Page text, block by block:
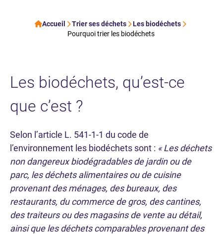
Accueil Trier ses déchets
Les biodéchets
Pourquoi trier les biodéchets
Les biodéchets, qu’est-ce
que c’est ?
Selon l’article L. 541-1-1 du code de
l’environnement les biodéchets sont : « Les déchets
non dangereux biodégradables de jardin ou de
parc, les déchets alimentaires ou de cuisine
provenant des ménages, des bureaux, des
restaurants, du commerce de gros, des cantines,
des traiteurs ou des magasins de vente au détail,
ainsi que les déchets comparables provenant des